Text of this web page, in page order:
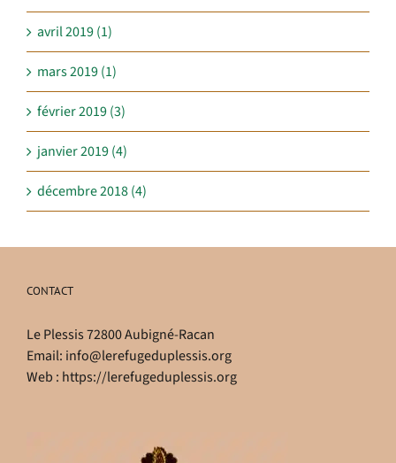
avril 2019 (1)
mars 2019 (1)
février 2019 (3)
janvier 2019 (4)
décembre 2018 (4)
CONTACT
Le Plessis 72800 Aubigné-Racan
Email: info@lerefugeduplessis.org
Web : https://lerefugeduplessis.org